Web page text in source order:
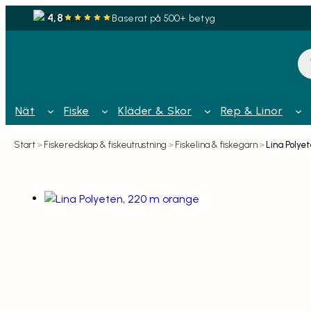
4,8 Baserat på 500+ betyg
Nät Fiske Kläder & Skor Rep & Linor
Start > Fiskeredskap & fiskeutrustning > Fiskelina & fiskegarn > Lina